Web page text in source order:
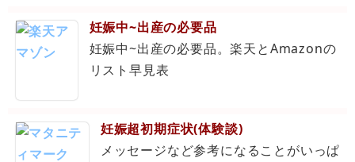
妊娠中~出産の必要品
妊娠中~出産の必要品。楽天とAmazonの
リスト早見表
妊娠超初期症状(体験談)
メッセージなど参考になることがいっぱ